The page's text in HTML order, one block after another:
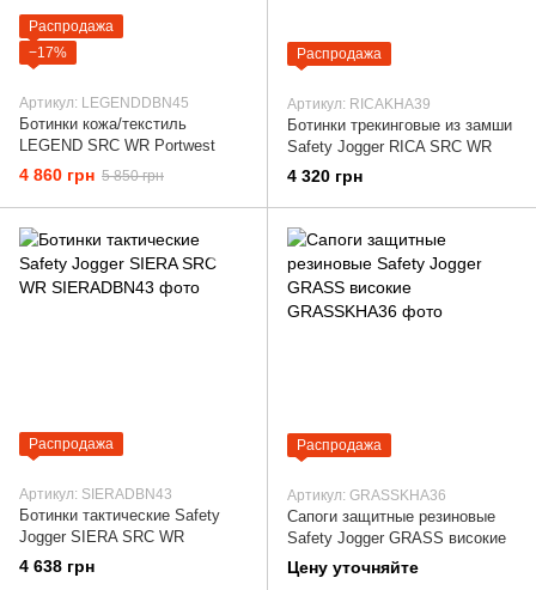
Распродажа
−17%
Артикул: LEGENDDBN45
Ботинки кожа/текстиль
LEGEND SRC WR Portwest
4 860 грн 5 850 грн
Распродажа
Артикул: RICAKHA39
Ботинки трекинговые из замши
Safety Jogger RICA SRC WR
4 320 грн
Распродажа
Артикул: SIERADBN43
Ботинки тактические Safety
Jogger SIERA SRC WR
4 638 грн
Распродажа
Артикул: GRASSKHA36
Сапоги защитные резиновые
Safety Jogger GRASS високие
Цену уточняйте